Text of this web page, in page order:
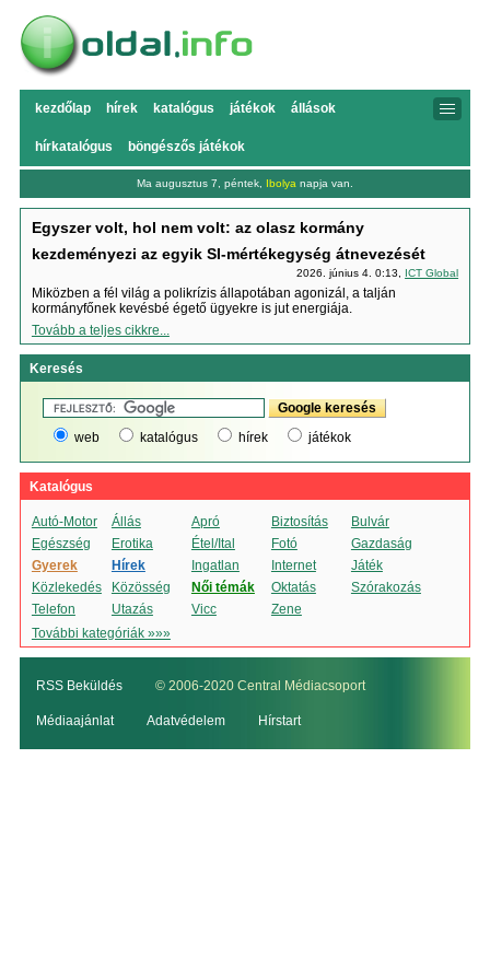
kezdőlap hírek katalógus játékok állások
hírkatalógus böngészős játékok
Ma augusztus 7, péntek, Ibolya napja van.
Egyszer volt, hol nem volt: az olasz kormány
kezdeményezi az egyik SI-mértékegység átnevezését
2026. június 4. 0:13, ICT Global
Miközben a fél világ a polikrízis állapotában agonizál, a talján
kormányfőnek kevésbé égető ügyekre is jut energiája.
Tovább a teljes cikkre...
Keresés
web katalógus hírek játékok
Katalógus
Autó-Motor Állás Apró Biztosítás
Bulvár
Egészség
Erotika Étel/Ital Fotó
Gazdaság
Gyerek
Hírek Ingatlan Internet
Játék
Közlekedés
Közösség Női témák Oktatás
Szórakozás
Telefon
Utazás Vicc
Zene
További kategóriák »»»
RSS Beküldés © 2006-2020 Central Médiacsoport
Médiaajánlat Adatvédelem Hírstart